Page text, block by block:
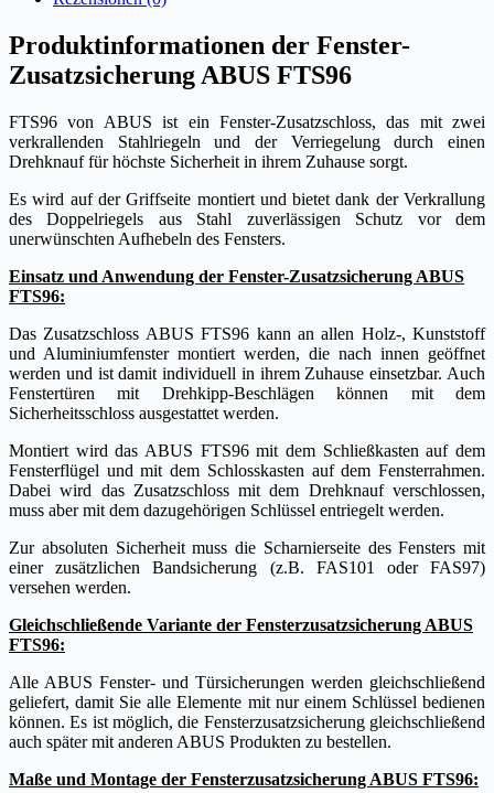
Produktinformationen der Fenster-
Zusatzsicherung ABUS FTS96
FTS96 von ABUS ist ein Fenster-Zusatzschloss, das mit zwei
verkrallenden Stahlriegeln und der Verriegelung durch einen
Drehknauf für höchste Sicherheit in ihrem Zuhause sorgt.
Es wird auf der Griffseite montiert und bietet dank der Verkrallung
des Doppelriegels aus Stahl zuverlässigen Schutz vor dem
unerwünschten Aufhebeln des Fensters.
Einsatz und Anwendung der Fenster-Zusatzsicherung ABUS
FTS96:
Das Zusatzschloss ABUS FTS96 kann an allen Holz-, Kunststoff
und Aluminiumfenster montiert werden, die nach innen geöffnet
werden und ist damit individuell in ihrem Zuhause einsetzbar. Auch
Fenstertüren mit Drehkipp-Beschlägen können mit dem
Sicherheitsschloss ausgestattet werden.
Montiert wird das ABUS FTS96 mit dem Schließkasten auf dem
Fensterflügel und mit dem Schlosskasten auf dem Fensterrahmen.
Dabei wird das Zusatzschloss mit dem Drehknauf verschlossen,
muss aber mit dem dazugehörigen Schlüssel entriegelt werden.
Zur absoluten Sicherheit muss die Scharnierseite des Fensters mit
einer zusätzlichen Bandsicherung (z.B. FAS101 oder FAS97)
versehen werden.
Gleichschließende Variante der Fensterzusatzsicherung ABUS
FTS96:
Alle ABUS Fenster- und Türsicherungen werden gleichschließend
geliefert, damit Sie alle Elemente mit nur einem Schlüssel bedienen
können. Es ist möglich, die Fensterzusatzsicherung gleichschließend
auch später mit anderen ABUS Produkten zu bestellen.
Maße und Montage der Fensterzusatzsicherung ABUS FTS96: